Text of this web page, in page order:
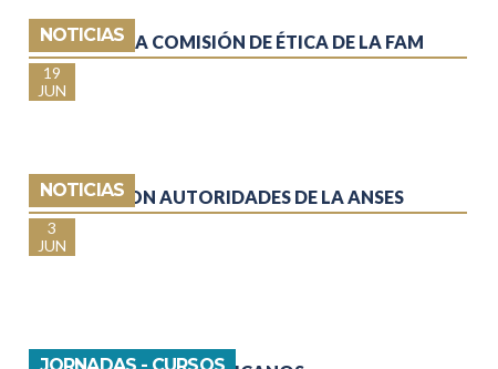
NOTICIAS
SE FORMÓ LA COMISIÓN DE ÉTICA DE LA FAM
19
JUN
NOTICIAS
REUNIÓN CON AUTORIDADES DE LA ANSES
3
JUN